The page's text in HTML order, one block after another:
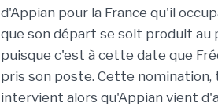
d'Appian pour la France qu'il
que son départ se soit produit au
puisque c'est à cette date que
pris son poste. Cette
intervient alors qu'Appian vient